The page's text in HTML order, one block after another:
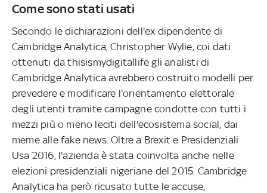
Come sono stati usati
Secondo le dichiarazioni dell'ex dipendente di
Cambridge Analytica, Christopher Wylie, coi dati
ottenuti da thisismydigitallife gli analisti di
Cambridge Analytica avrebbero costruito modelli per
prevedere e modificare l'orientamento elettorale
degli utenti tramite campagne condotte con tutti i
mezzi più o meno leciti dell'ecosistema social, dai
meme alle fake news. Oltre a Brexit e Presidenziali
Usa 2016, l'azienda è stata coinvolta anche nelle
elezioni presidenziali nigeriane del 2015. Cambridge
Analytica ha però ricusato tutte le accuse,